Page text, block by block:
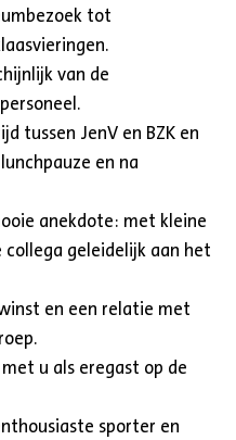
tot
van de
tussen JenV en BZK en
en na
anekdote: met kleine
geleidelijk aan het
en een relatie met
u als eregast op de
sporter en